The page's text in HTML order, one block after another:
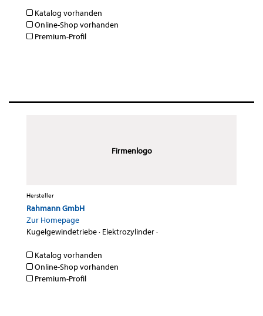
Katalog vorhanden
Online-Shop vorhanden
Premium-Profil
Firmenlogo
Hersteller
Rahmann GmbH
Zur Homepage
Kugelgewindetriebe· Elektrozylinder·
Katalog vorhanden
Online-Shop vorhanden
Premium-Profil